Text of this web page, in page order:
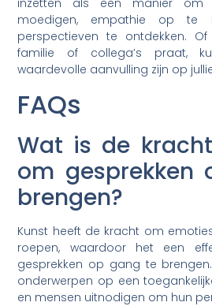
inzetten als een manier om
moedigen, empathie op te
perspectieven te ontdekken.
familie of collega’s praat,
waardevolle aanvulling zijn op
FAQs
Wat is de
om gesprekken
brengen?
Kunst heeft de kracht om
roepen, waardoor het een
gesprekken op gang te
onderwerpen op een
en mensen uitnodigen om hun